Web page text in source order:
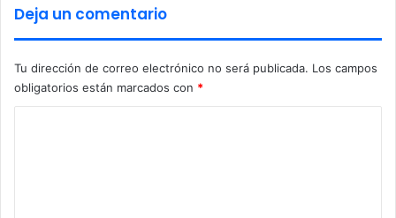
Deja un comentario
Tu dirección de correo electrónico no será publicada. Los campos
obligatorios están marcados con *